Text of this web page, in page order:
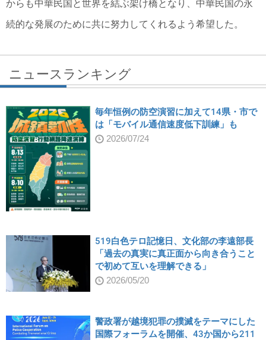
からも中華民国と世界を結ぶ架け橋となり、中華民国の永
続的な発展のために共に努力してくれるよう希望した。
ニュースランキング
毎年恒例の防空演習に加えて14県・市で
は「モバイル通信速度低下訓練」も
2026/07/24
519白色テロ記憶日、文化部の李遠部長
「過去の真実に真正面から向き合うこと
で初めて互いを理解できる」
2026/05/20
警政署が越境犯罪の撲滅をテーマにした
国際フォーラムを開催、43か国から211